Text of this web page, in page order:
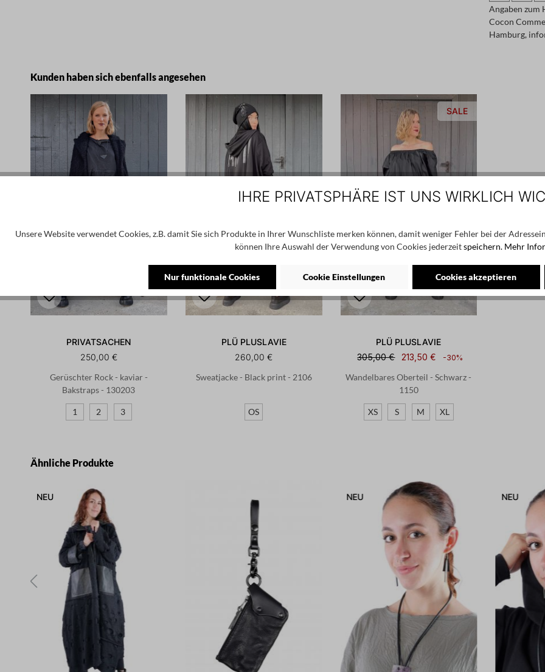
Angaben zum
Cocon
Hamburg,
Produktgalerie überspringen
Kunden haben sich ebenfalls angesehen
PRIVATSACHEN
250,00 €
Gerüschter Rock - kaviar -
Bakstraps - 130203
1 2 3
PLÜ PLUSLAVIE
260,00 €
Sweatjacke - Black print - 2106
OS
SALE
PLÜ PLUSLAVIE
305,00 €
213,50 € -30%
Wandelbares Oberteil - Schwarz -
1150
XS S M XL
Produktgalerie überspringen
Ähnliche Produkte
NEU NEU NEU
IHRE PRIVATSPHÄRE IST UNS WIRKLICH
Unsere Website verwendet Cookies, z.B. damit Sie sich Produkte in Ihrer Wunschliste merken können, damit weniger Fehler bei der
können Ihre Auswahl der Verwendung von Cookies jederzeitspeichern. Mehr
Nur funktionale Cookies Cookie Einstellungen Cookies akzeptieren